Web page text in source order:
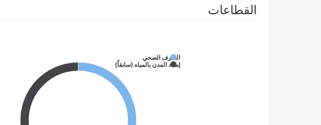
القطاعات
الصرف الصحي
إمداد المدن بالمياه (سابقاً)